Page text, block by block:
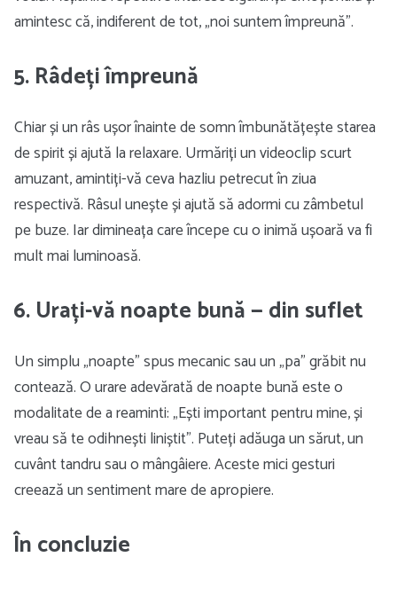
amintesc că, indiferent de tot, „noi suntem împreună”.
5. Râdeți împreună
Chiar și un râs ușor înainte de somn îmbunătățește starea
de spirit și ajută la relaxare. Urmăriți un videoclip scurt
amuzant, amintiți-vă ceva hazliu petrecut în ziua
respectivă. Râsul unește și ajută să adormi cu zâmbetul
pe buze. Iar dimineața care începe cu o inimă ușoară va fi
mult mai luminoasă.
6. Urați-vă noapte bună — din suflet
Un simplu „noapte” spus mecanic sau un „pa” grăbit nu
contează. O urare adevărată de noapte bună este o
modalitate de a reaminti: „Ești important pentru mine, și
vreau să te odihnești liniștit”. Puteți adăuga un sărut, un
cuvânt tandru sau o mângâiere. Aceste mici gesturi
creează un sentiment mare de apropiere.
În concluzie